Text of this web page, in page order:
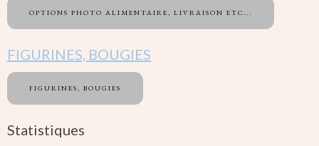
OPTIONS PHOTO ALIMENTAIRE, LIVRAISON ETC...
FIGURINES, BOUGIES
FIGURINES, BOUGIES
Statistiques